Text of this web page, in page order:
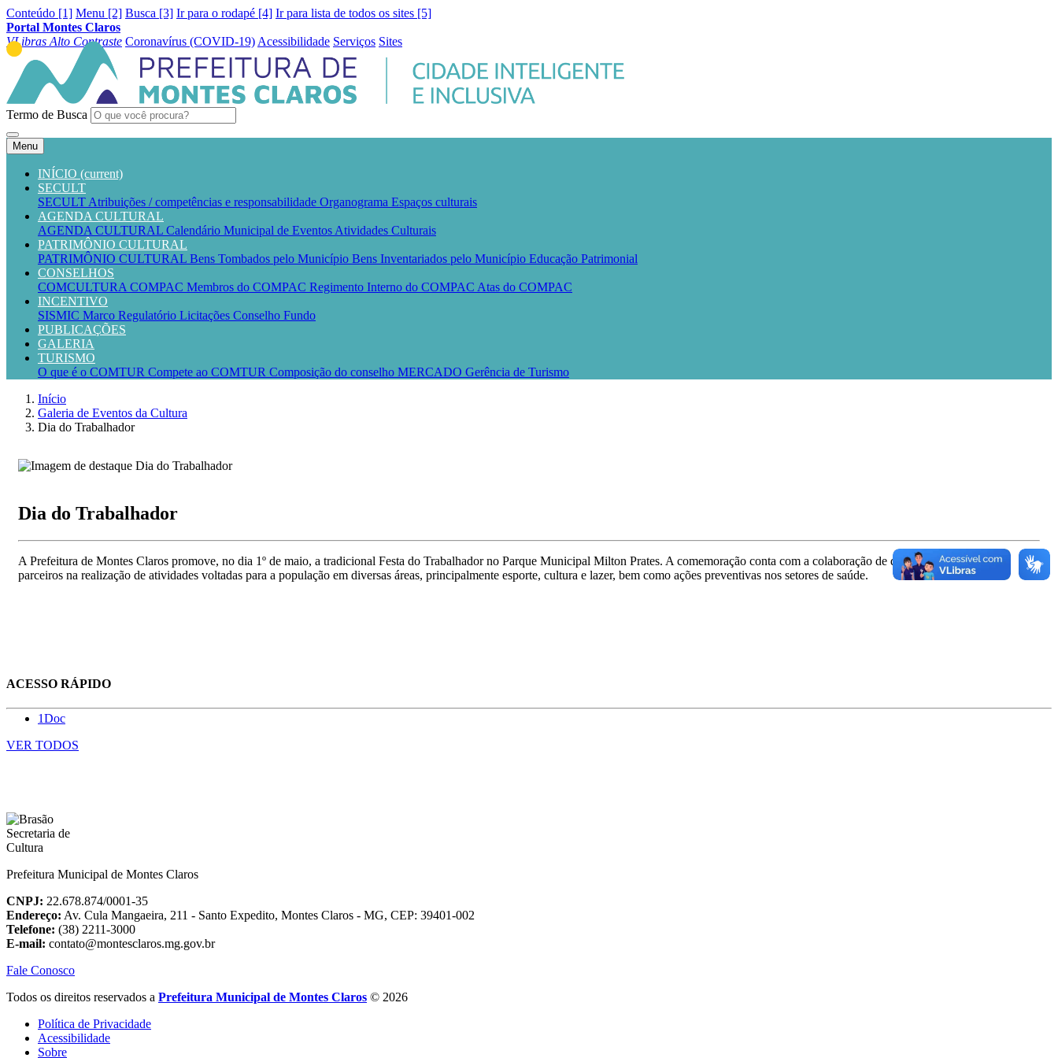
Conteúdo [1] Menu [2] Busca [3] Ir para o rodapé [4] Ir para lista de todos os sites [5]
Portal Montes Claros
VLibras Alto Contraste Coronavírus (COVID-19) Acessibilidade Serviços Sites
Termo de Busca
Menu
INÍCIO (current)
SECULT
SECULT Atribuições / competências e responsabilidade Organograma Espaços culturais
AGENDA CULTURAL
AGENDA CULTURAL Calendário Municipal de Eventos Atividades Culturais
PATRIMÔNIO CULTURAL
PATRIMÔNIO CULTURAL Bens Tombados pelo Município Bens Inventariados pelo Município Educação Patrimonial
CONSELHOS
COMCULTURA COMPAC Membros do COMPAC Regimento Interno do COMPAC Atas do COMPAC
INCENTIVO
SISMIC Marco Regulatório Licitações Conselho Fundo
PUBLICAÇÕES
GALERIA
TURISMO
O que é o COMTUR Compete ao COMTUR Composição do conselho MERCADO Gerência de Turismo
Início
Galeria de Eventos da Cultura
Dia do Trabalhador
Dia do Trabalhador
A Prefeitura de Montes Claros promove, no dia 1º de maio, a tradicional Festa do Trabalhador no Parque Municipal Milton Prates. A comemoração conta com a colaboração de diversas secretarias e
parceiros na realização de atividades voltadas para a população em diversas áreas, principalmente esporte, cultura e lazer, bem como ações preventivas nos setores de saúde.
ACESSO RÁPIDO
1Doc
VER TODOS
Prefeitura Municipal de Montes Claros
CNPJ: 22.678.874/0001-35
Endereço: Av. Cula Mangaeira, 211 - Santo Expedito, Montes Claros - MG, CEP: 39401-002
Telefone: (38) 2211-3000
E-mail: contato@montesclaros.mg.gov.br
Fale Conosco
Todos os direitos reservados a Prefeitura Municipal de Montes Claros © 2026
Política de Privacidade
Acessibilidade
Sobre